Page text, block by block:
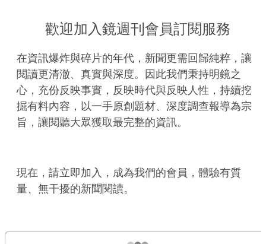
歡迎加入鏡週刊會員訂閱服務
在資訊爆炸與碎片的年代，新聞更需回歸純粹，讓
閱讀更清澈、真實與深度。因此我們秉持明鏡之
心，充份反映事實，反映時代與反映人性，持續挖
掘有料內容，以一手原創題材、深度調查報導為宗
旨，讓閱聽大眾獲取最完整的資訊。
現在，請立即加入，成為我們的會員，體驗有質
量、無干擾的新聞閱讀。